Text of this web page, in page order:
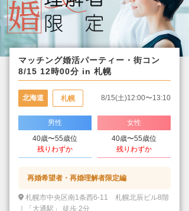
マッチング婚活パーティー・街コン
8/15 12時00分 in 札幌
北海道 札幌 8/15(土)12:00〜13:10
男性
40歳〜55歳位
残りわずか
女性
40歳〜55歳位
残りわずか
再婚希望者・再婚理解者限定編
札幌市中央区南1条西6-11 札幌北辰ビル8階
｜「大通駅」 徒歩 2分